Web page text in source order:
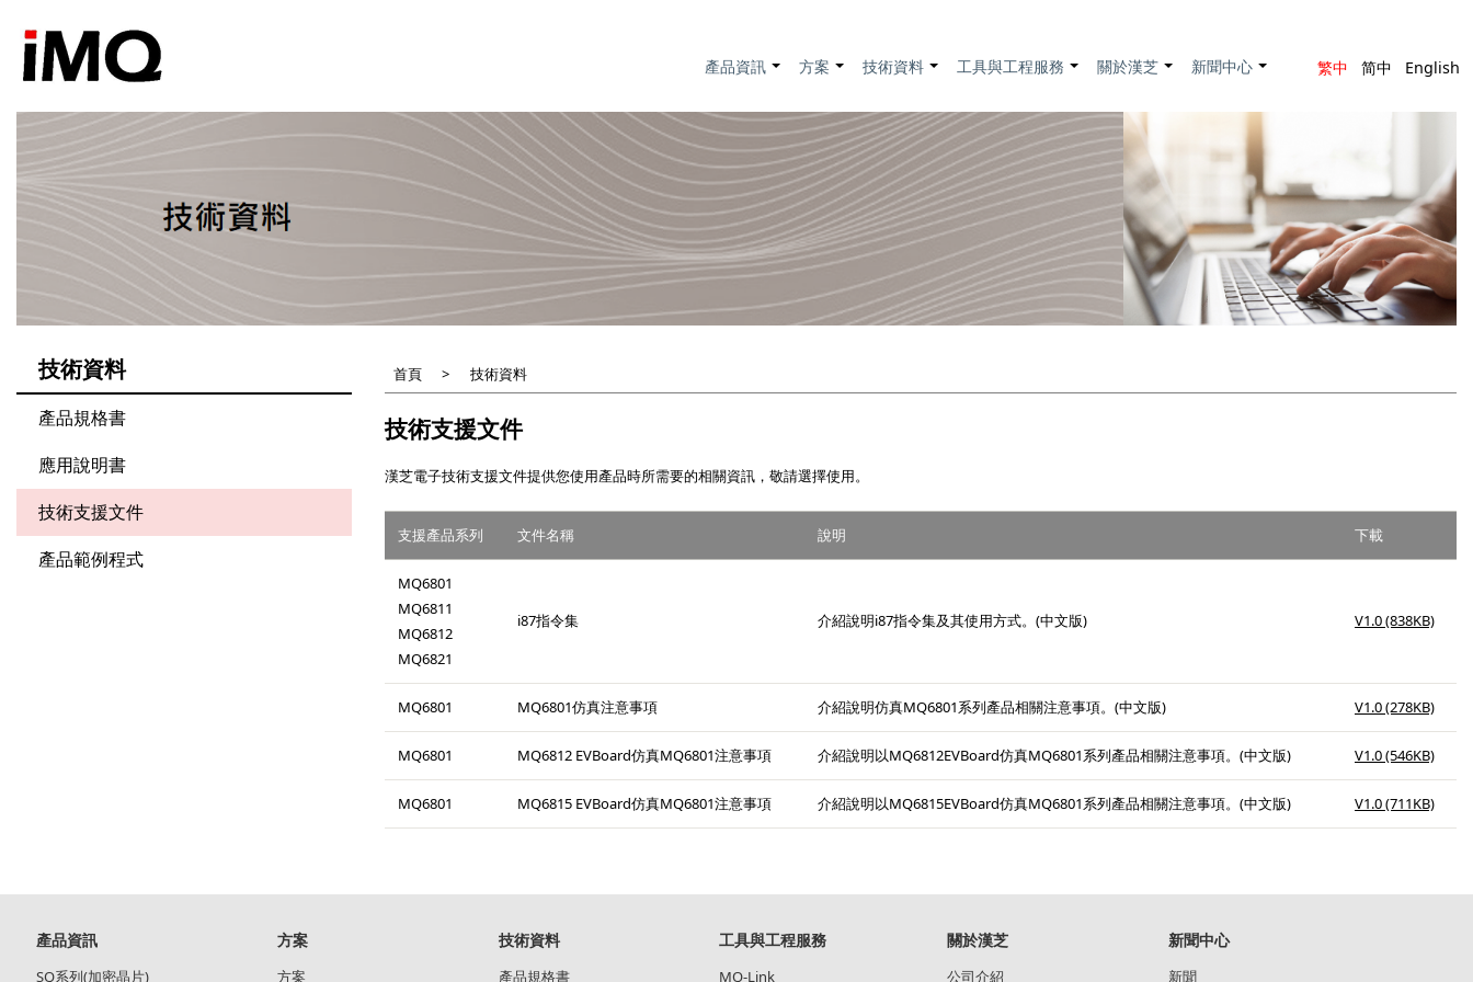
繁中 简中 English
+
產品資訊 +
方案 +
技術資料 +
工具與工程服務 +
關於漢芝 +
新聞中心
技術資料
產品規格書
應用說明書
技術支援文件
產品範例程式
首頁 技術資料
技術支援文件
漢芝電子技術支援文件提供您使用產品時所需要的相關資訊，敬請選擇使用。
支援產品系列 文件名稱 說明 下載
MQ6801
MQ6811
MQ6812
MQ6821
i87指令集 介紹說明i87指令集及其使用方式。(中文版) V1.0 (838KB)
MQ6801 MQ6801仿真注意事項 介紹說明仿真MQ6801系列產品相關注意事項。(中文版) V1.0 (278KB)
MQ6801 MQ6812 EVBoard仿真MQ6801注意事項 介紹說明以MQ6812EVBoard仿真MQ6801系列產品相關注意事項。(中文版) V1.0 (546KB)
MQ6801 MQ6815 EVBoard仿真MQ6801注意事項 介紹說明以MQ6815EVBoard仿真MQ6801系列產品相關注意事項。(中文版) V1.0 (711KB)
Main
navigation
產品資訊
SQ系列(加密晶片)
方案
方案
技術資料
產品規格書
工具與工程服務
MQ-Link
關於漢芝
公司介紹
新聞中心
新聞